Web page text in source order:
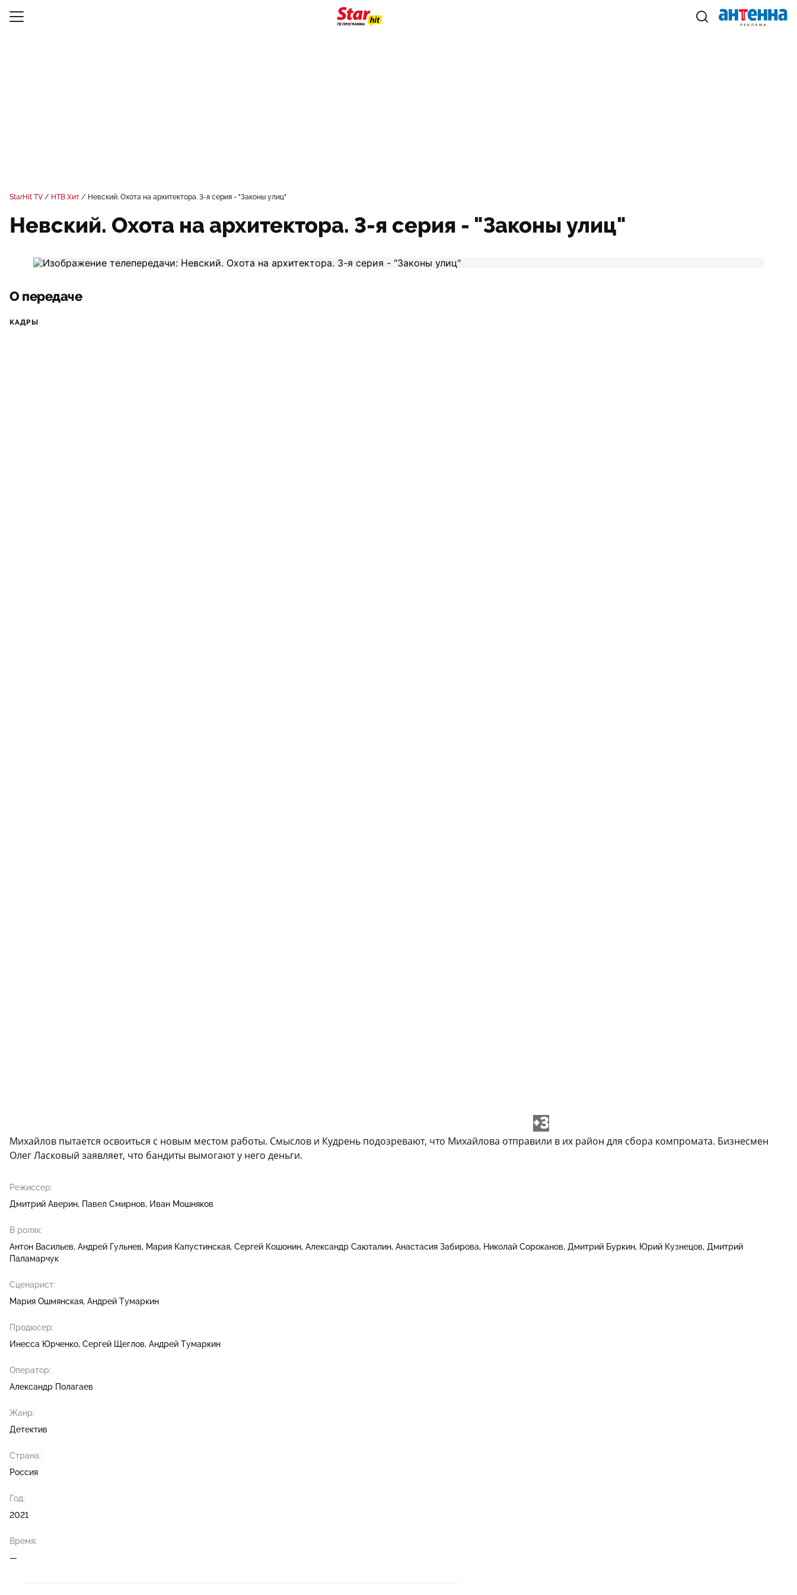
StarHit TV НТВ Хит Невский. Охота на архитектора. 3-я серия - "Законы улиц"
Невский. Охота на архитектора. 3-я серия - "Законы улиц"
О передаче
КАДРЫ
+3
Михайлов пытается освоиться с новым местом работы. Смыслов и Кудрень подозревают, что Михайлова отправили в их район для сбора компромата. Бизнесмен
Олег Ласковый заявляет, что бандиты вымогают у него деньги.
Режиссер:
Дмитрий Аверин Павел Смирнов Иван Мошняков
В ролях:
Антон Васильев Андрей Гульнев Мария Капустинская Сергей Кошонин Александр Саюталин Анастасия Забирова Николай Сороканов Дмитрий Буркин Юрий Кузнецов Дмитрий
Паламарчук
Сценарист:
Мария Ошмянская Андрей Тумаркин
Продюсер:
Инесса Юрченко Сергей Щеглов Андрей Тумаркин
Оператор:
Александр Полагаев
Жанр:
Детектив
Страна:
Россия
Год:
2021
Время:
—